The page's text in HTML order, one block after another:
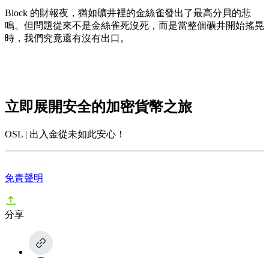
Block 的財報夜，猶如礦井裡的金絲雀發出了最高分貝的悲
鳴。但問題從來不是金絲雀死沒死，而是當整個礦井開始搖晃
時，我們究竟還有沒有出口。
立即展開安全的加密貨幣之旅
OSL | 出入金從未如此安心！
免責聲明
分享